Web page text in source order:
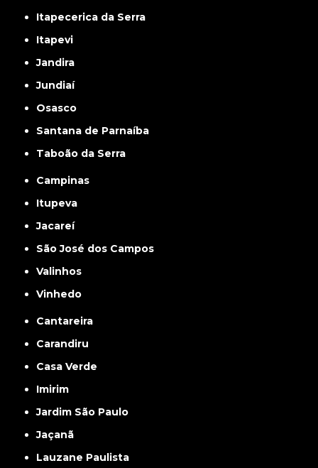
Itapecerica da Serra
Itapevi
Jandira
Jundiaí
Osasco
Santana de Parnaíba
Taboão da Serra
Campinas
Itupeva
Jacareí
São José dos Campos
Valinhos
Vinhedo
Cantareira
Carandiru
Casa Verde
Imirim
Jardim São Paulo
Jaçanã
Lauzane Paulista